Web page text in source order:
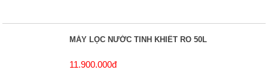
MÁY LỌC NƯỚC TINH KHIẾT RO 50L
11.900.000đ